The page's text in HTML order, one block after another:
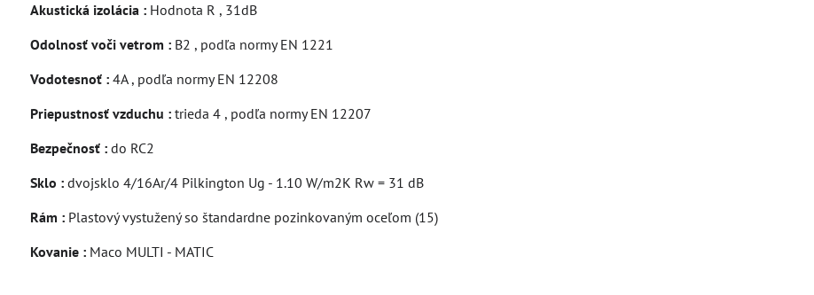
Akustická izolácia :Hodnota R , 31dB
Odolnosť voči vetrom :B2 , podľa normy EN 1221
Vodotesnoť :4A , podľa normy EN 12208
Priepustnosť vzduchu :trieda 4 , podľa normy EN 12207
Bezpečnosť :do RC2
Sklo :dvojsklo 4/16Ar/4 Pilkington Ug - 1.10 W/m2K Rw = 31 dB
Rám :Plastový vystužený so štandardne pozinkovaným oceľom (15)
Kovanie :Maco MULTI - MATIC